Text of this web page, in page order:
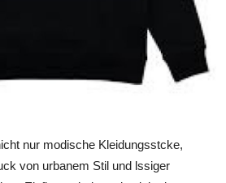
nur modische Kleidungsstcke,
von urbanem Stil und lssiger